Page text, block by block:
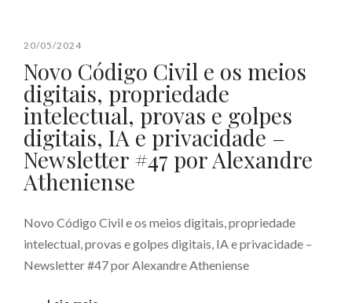
20/05/2024
Novo Código Civil e os meios
digitais, propriedade
intelectual, provas e golpes
digitais, IA e privacidade –
Newsletter #47 por Alexandre
Atheniense
Novo Código Civil e os meios digitais, propriedade
intelectual, provas e golpes digitais, IA e privacidade –
Newsletter #47 por Alexandre Atheniense